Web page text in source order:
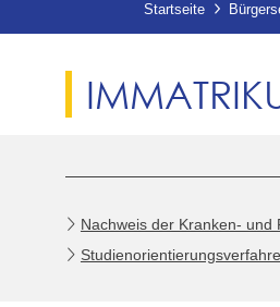
Startseite
Nachweis der Kranken- und